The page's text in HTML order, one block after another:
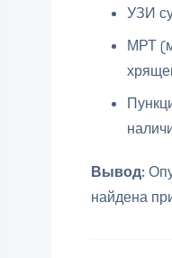
УЗИ
МРТ
Вывод:
найдена